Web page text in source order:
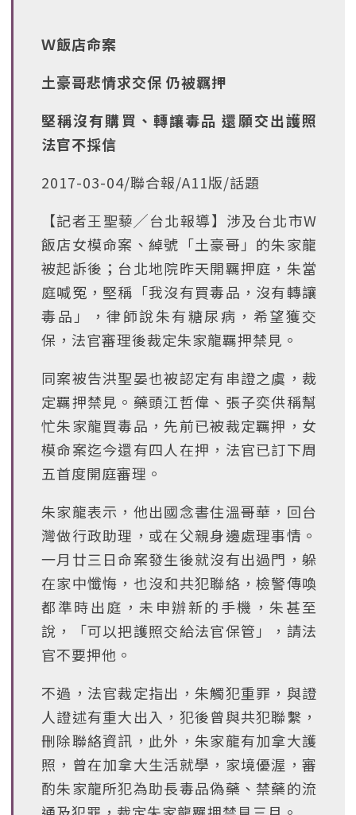
Ｗ飯店命案
土豪哥悲情求交保 仍被羈押
堅稱沒有購買、轉讓毒品 還願交出護照
法官不採信
2017-03-04/聯合報/A11版/話題
【記者王聖藜╱台北報導】涉及台北市W
飯店女模命案、綽號「土豪哥」的朱家龍
被起訴後；台北地院昨天開羈押庭，朱當
庭喊冤，堅稱「我沒有買毒品，沒有轉讓
毒品」，律師說朱有糖尿病，希望獲交
保，法官審理後裁定朱家龍羈押禁見。
同案被告洪聖晏也被認定有串證之虞，裁
定羈押禁見。藥頭江哲偉、張子奕供稱幫
忙朱家龍買毒品，先前已被裁定羈押，女
模命案迄今還有四人在押，法官已訂下周
五首度開庭審理。
朱家龍表示，他出國念書住溫哥華，回台
灣做行政助理，或在父親身邊處理事情。
一月廿三日命案發生後就沒有出過門，躲
在家中懺悔，也沒和共犯聯絡，檢警傳喚
都準時出庭，未申辦新的手機，朱甚至
說，「可以把護照交給法官保管」，請法
官不要押他。
不過，法官裁定指出，朱觸犯重罪，與證
人證述有重大出入，犯後曾與共犯聯繫，
刪除聯絡資訊，此外，朱家龍有加拿大護
照，曾在加拿大生活就學，家境優渥，審
酌朱家龍所犯為助長毒品偽藥、禁藥的流